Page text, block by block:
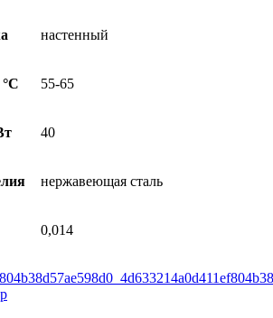
настенный
55-65
40
нержавеющая сталь
0,014